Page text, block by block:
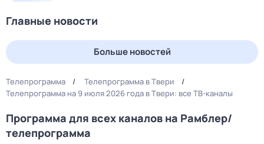
Главные новости
Больше новостей
Телепрограмма
Телепрограмма в Твери
Телепрограмма на 9 июля 2026 года в Твери: все ТВ-каналы
Программа для всех каналов на Рамблер/
телепрограмма